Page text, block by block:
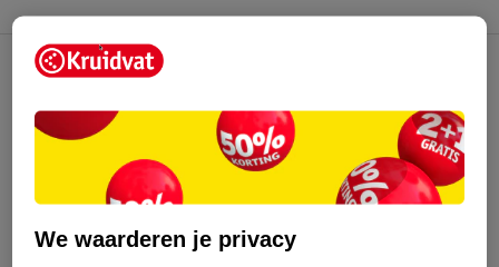
Kruidvat Club
Over Kruidvat
We waarderen je privacy